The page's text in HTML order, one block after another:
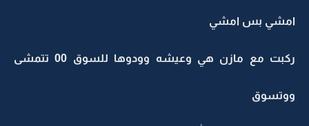
امشي بس امشي
ركبت مع مازن هي وعيشه وودوها للسوق 00 تتمشى
ووتسوق